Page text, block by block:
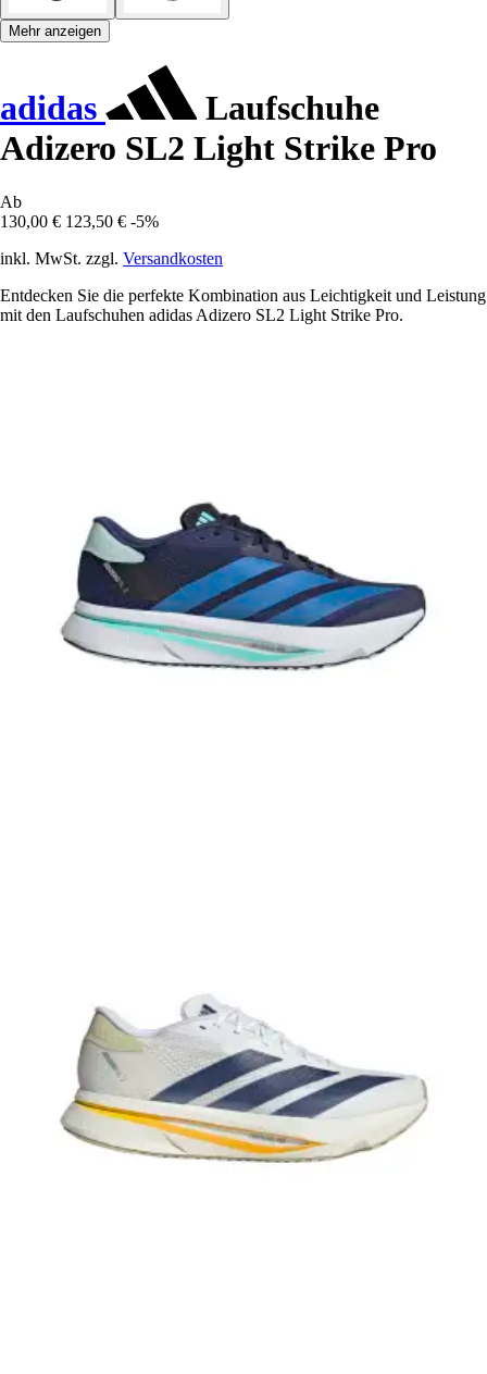
Mehr anzeigen
adidas
Laufschuhe
Adizero SL2 Light Strike Pro
Ab
130,00 € 123,50 € -5%
inkl. MwSt. zzgl. Versandkosten
Entdecken Sie die perfekte Kombination aus Leichtigkeit und Leistung
mit den Laufschuhen adidas Adizero SL2 Light Strike Pro.